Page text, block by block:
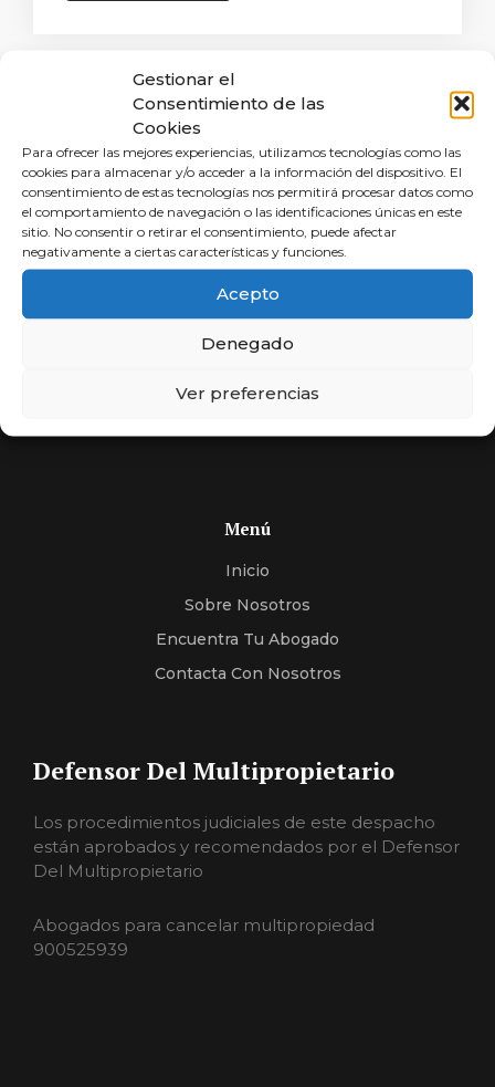
Gestionar el
Consentimiento de las
Cookies
Para ofrecer las mejores experiencias, utilizamos tecnologías como las
cookies para almacenar y/o acceder a la información del dispositivo. El
consentimiento de estas tecnologías nos permitirá procesar datos como
el comportamiento de navegación o las identificaciones únicas en este
sitio. No consentir o retirar el consentimiento, puede afectar
negativamente a ciertas características y funciones.
Acepto
Denegado
Ver preferencias
Abogados a
Porcentaje
Si usted no cobra, nosotros tampoco. Más de 30 años
de experiencia, expertos en encontrar soluciones.
Menú
Inicio
Sobre Nosotros
Encuentra Tu Abogado
Contacta Con Nosotros
Defensor Del Multipropietario
Los procedimientos judiciales de este despacho
están aprobados y recomendados por el Defensor
Del Multipropietario
Abogados para cancelar multipropiedad
900525939